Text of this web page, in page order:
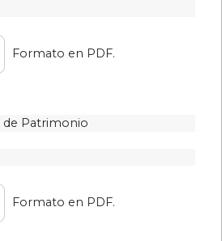
Formato en PDF.
de Patrimonio
Formato en PDF.